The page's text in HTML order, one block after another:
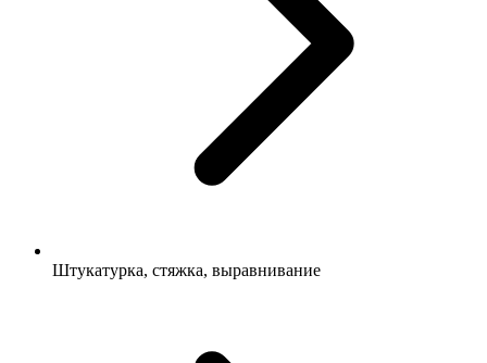
Штукатурка, стяжка, выравнивание